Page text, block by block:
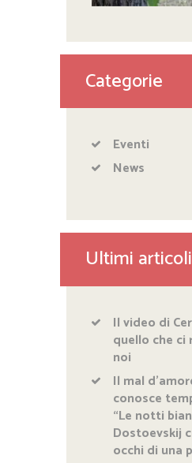
Categorie
Eventi
News
Ultimi articoli
Il video di
quello che ci
noi
Il mal
conosce
“Le notti
Dostoevskij
occhi di una